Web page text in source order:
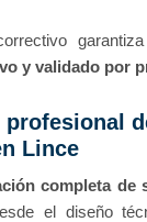
y validado por
Lince
completa de
el diseño